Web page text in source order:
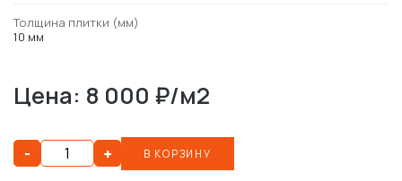
Толщина плитки (мм)
10 мм
Цена: 8 000 ₽/м2
- + В КОРЗИНУ